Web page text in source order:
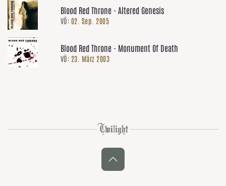
Blood Red Throne - Altered Genesis
VÖ: 02. Sep. 2005
Blood Red Throne - Monument Of Death
VÖ: 23. März 2003